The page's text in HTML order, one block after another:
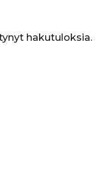
hakutuloksia.